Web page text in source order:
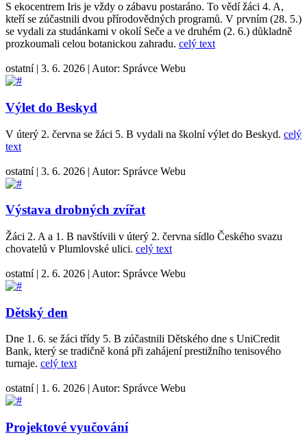
S ekocentrem Iris je vždy o zábavu postaráno. To vědí žáci 4. A,
kteří se zúčastnili dvou přírodovědných programů. V prvním (28. 5.)
se vydali za studánkami v okolí Seče a ve druhém (2. 6.) důkladně
prozkoumali celou botanickou zahradu. celý text
ostatní | 3. 6. 2026 | Autor: Správce Webu
Výlet do Beskyd
V úterý 2. června se žáci 5. B vydali na školní výlet do Beskyd. celý
text
ostatní | 3. 6. 2026 | Autor: Správce Webu
Výstava drobných zvířat
Žáci 2. A a 1. B navštívili v úterý 2. června sídlo Českého svazu
chovatelů v Plumlovské ulici. celý text
ostatní | 2. 6. 2026 | Autor: Správce Webu
Dětský den
Dne 1. 6. se žáci třídy 5. B zúčastnili Dětského dne s UniCredit
Bank, který se tradičně koná při zahájení prestižního tenisového
turnaje. celý text
ostatní 1. 6. 2026 Autor: Správce Webu
Projektové vyučování